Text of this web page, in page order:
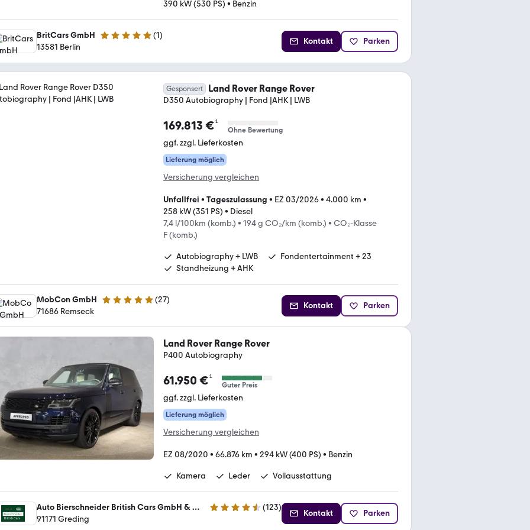
390 kW (530 PS) • Benzin
BritCars GmbH 5 Sterne (1)
13581 Berlin
Kontakt Parken
Gesponsert Land Rover Range Rover
D350 Autobiography | Fond |AHK | LWB
169.813 €¹
Ohne Bewertung
ggf. zzgl. Lieferkosten
Lieferung möglich
Versicherung vergleichen
Unfallfrei • Tageszulassung • EZ 03/2026• 4.000 km •
258 kW (351 PS) • Diesel
7,4 l/100km (komb.) • 194 g CO₂/km (komb.) • CO₂-Klasse
F (komb.)
Autobiography + LWB
Fondentertainment + 23
Standheizung + AHK
MobCon GmbH 5 Sterne (27)
71686 Remseck
Kontakt Parken
Land Rover Range Rover
P400 Autobiography
61.950 €¹
Guter Preis
ggf. zzgl. Lieferkosten
Lieferung möglich
Versicherung vergleichen
EZ 08/2020 • 66.876 km • 294 kW (400 PS) • Benzin
Kamera Leder Vollausstattung
Auto Bierschneider British Cars GmbH & Co. KG 4.3 Sterne (123)
91171 Greding
Kontakt Parken